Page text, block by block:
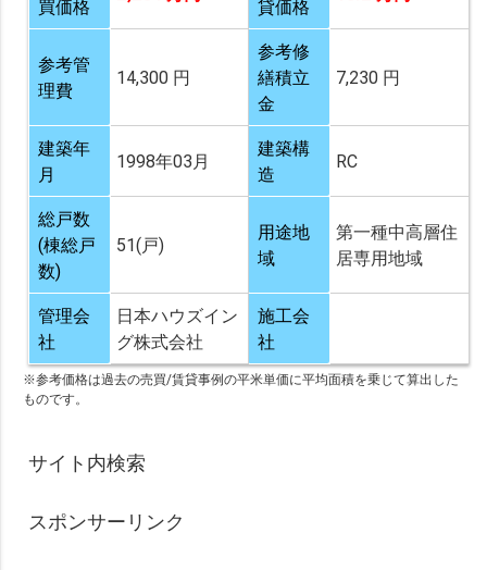
買価格
貸価格
参考管
理費
14,300 円
参考修
繕積立
金
7,230 円
建築年
月
1998年03月
建築構
造
RC
総戸数
(棟総戸
数)
51(戸)
用途地
域
第一種中高層住
居専用地域
管理会
社
日本ハウズイン
グ株式会社
施工会
社
※参考価格は過去の売買/賃貸事例の平米単価に平均面積を乗じて算出した
ものです。
サイト内検索
スポンサーリンク